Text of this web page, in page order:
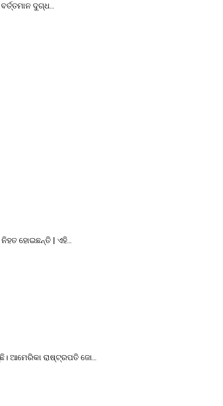
ଦୁଗ୍ଧ...
ହୋଇଛନ୍ତି | ଏହି...
ଆମେରିକା ରାଷ୍ଟ୍ରପତି ଜୋ...